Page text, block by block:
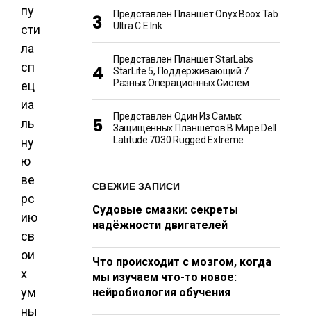
пу
сти
ла
сп
ец
иа
ль
ну
ю
ве
рс
ию
св
ои
х
ум
ны
Представлен Планшет Onyx Boox Tab
Ultra C E Ink
Представлен Планшет StarLabs
StarLite 5, Поддерживающий 7
Разных Операционных Систем
Представлен Один Из Самых
Защищенных Планшетов В Мире Dell
Latitude 7030 Rugged Extreme
СВЕЖИЕ ЗАПИСИ
Судовые смазки: секреты
надёжности двигателей
Что происходит с мозгом, когда
мы изучаем что-то новое:
нейробиология обучения